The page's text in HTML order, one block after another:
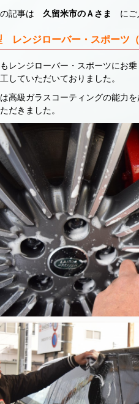
記事は 久留米市のＡさま にご
レンジローバー・スポーツ（
レンジローバー・スポーツにお
していただいておりました。
高級ガラスコーティングの能力を
だきました。